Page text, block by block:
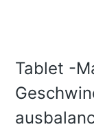
Tablet -